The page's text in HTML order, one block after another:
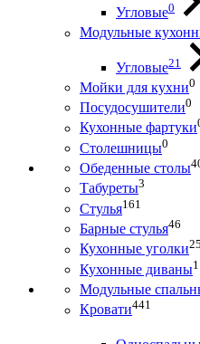
Угловые0
Модульные
Угловые21
Мойки для кухни0
Посудосушители0
Кухонные фартуки
Столешницы0
Обеденные столы
Табуреты3
Стулья161
Барные стулья46
Кухонные уголки25
Кухонные диваны1
Модульные
Кровати441